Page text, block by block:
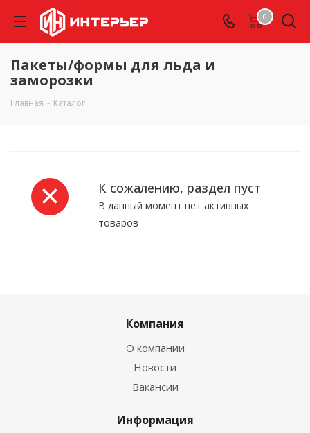
0
Пакеты/формы для льда и
заморозки
Главная - Каталог
К сожалению, раздел пуст
В данный момент нет активных
товаров
Компания
О компании
Новости
Вакансии
Информация